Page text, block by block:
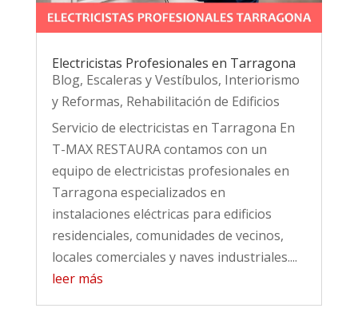
Electricistas Profesionales en Tarragona
Blog, Escaleras y Vestíbulos, Interiorismo
y Reformas, Rehabilitación de Edificios
Servicio de electricistas en Tarragona En
T-MAX RESTAURA contamos con un
equipo de electricistas profesionales en
Tarragona especializados en
instalaciones eléctricas para edificios
residenciales, comunidades de vecinos,
locales comerciales y naves industriales....
leer más